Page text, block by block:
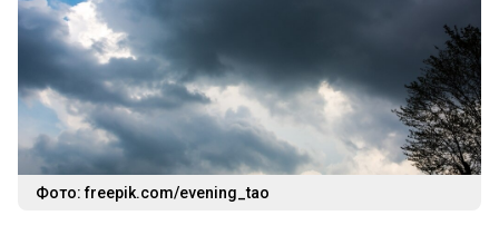
Фото: freepik.com/evening_tao